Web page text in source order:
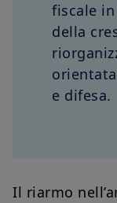
fiscale
della
e difesa.
Il riarmo